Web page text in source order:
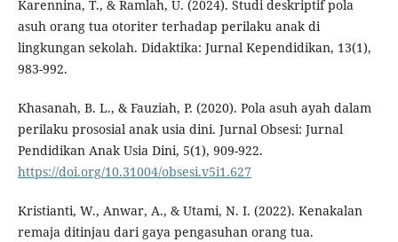
Karennina, T., & Ramlah, U. (2024). Studi deskriptif pola
asuh orang tua otoriter terhadap perilaku anak di
lingkungan sekolah. Didaktika: Jurnal Kependidikan, 13(1),
983-992.
Khasanah, B. L., & Fauziah, P. (2020). Pola asuh ayah dalam
perilaku prososial anak usia dini. Jurnal Obsesi: Jurnal
Pendidikan Anak Usia Dini, 5(1), 909-922.
https://doi.org/10.31004/obsesi.v5i1.627
Kristianti, W., Anwar, A., & Utami, N. I. (2022). Kenakalan
remaja ditinjau dari gaya pengasuhan orang tua.